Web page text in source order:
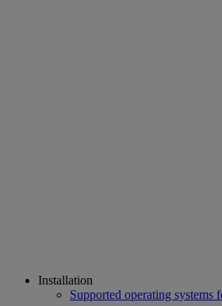
Installation
Supported operating systems